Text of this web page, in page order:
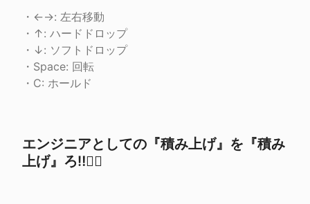
・←→: 左右移動
・↑: ハードドロップ
・↓: ソフトドロップ
・Space: 回転
・C: ホールド
エンジニアとしての『積み上げ』を『積み
上げ』ろ‼️❤️‍🔥